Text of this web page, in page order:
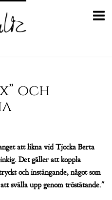
och
att likna vid Tjocka Berta
Det gäller att koppla
och instängande, något som
svälla upp genom tröstätande."